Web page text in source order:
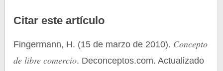
Citar este artículo
Fingermann, H. (15 de marzo de 2010). Concepto
de libre comercio. Deconceptos.com. Actualizado